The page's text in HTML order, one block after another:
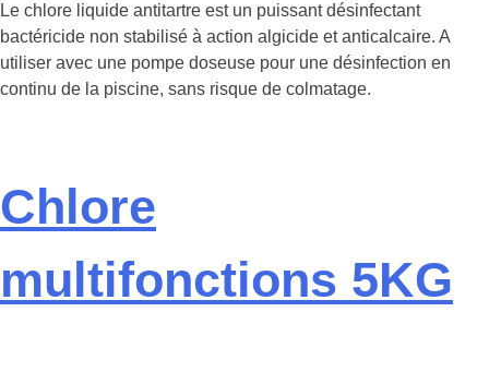
Le chlore liquide antitartre est un puissant désinfectant
bactéricide non stabilisé à action algicide et anticalcaire. A
utiliser avec une pompe doseuse pour une désinfection en
continu de la piscine, sans risque de colmatage.
Chlore
multifonctions 5KG